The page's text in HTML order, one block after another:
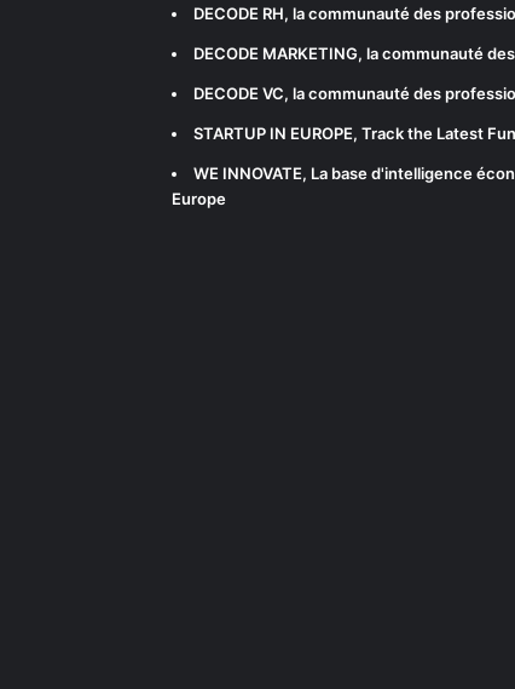
DECODE RH, la communauté des
DECODE MARKETING, la communauté
DECODE VC, la communauté des
STARTUP IN EUROPE, Track the Latest
WE INNOVATE, La base d'intelligence
Europe